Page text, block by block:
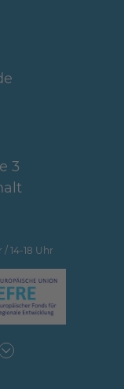
3
14-18 Uhr